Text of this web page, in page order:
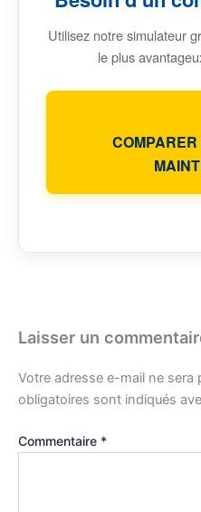
Utilisez notre simulateur
le plus
Laisser un
Votre adresse e-mail ne sera
obligatoires sont indiqués
Commentaire *